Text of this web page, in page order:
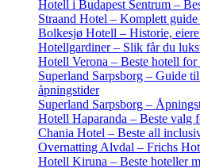
Hotell i Budapest Sentrum –
Straand Hotel – Komplett
Bolkesjø Hotell – Historie,
Hotellgardiner – Slik får du
Hotell Verona – Beste hotell for
Superland Sarpsborg – Guide
åpningstider
Superland Sarpsborg –
Hotell Haparanda – Beste valg
Chania Hotel – Beste all
Overnatting Alvdal – Frichs
Hotell Kiruna – Beste hoteller